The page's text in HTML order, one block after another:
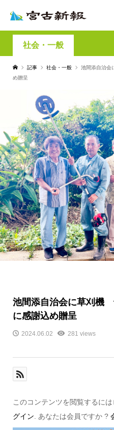
社会・一般
記事 社会・一般
池間添自治
め贈呈
池間添自治会に草刈
に感謝込め贈呈
2024.06.02 281 views
このコンテンツを閲覧するに
グイン . あなたは会員ですか ?